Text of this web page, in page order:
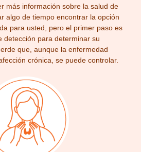
más información sobre la salud de
algo de tiempo encontrar la opción
para usted, pero el primer paso es
detección para determinar su
que, aunque la enfermedad
crónica, se puede controlar.